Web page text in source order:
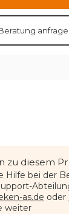
zu diesem
Hilfe bei der
as.de oder
weiter